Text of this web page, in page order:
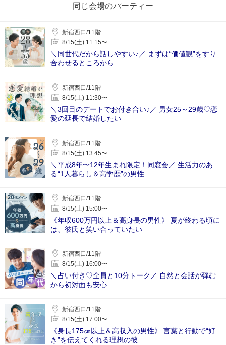
同じ会場のパーティー
新宿西口/11階
8/15(土) 11:15〜
＼同世代だから話しやすい♪／ まずは“価値観”をすり
合わせるところから
新宿西口/11階
8/15(土) 11:30〜
＼3回目のデートでお付き合い♪／ 男女25～29歳♡恋
愛の延長で結婚したい
新宿西口/11階
8/15(土) 13:45〜
＼平成8年〜12年生まれ限定！同窓会／ 生活力のあ
る“1人暮らし＆高学歴”の男性
新宿西口/11階
8/15(土) 15:00〜
《年収600万円以上＆高身長の男性》 夏が終わる頃に
は、彼氏と笑い合っていたい
新宿西口/11階
8/15(土) 16:00〜
＼占い付き♡全員と10分トーク／ 自然と会話が弾む
から初対面も安心
新宿西口/11階
8/15(土) 17:00〜
《身長175㎝以上＆高収入の男性》 言葉と行動で“好
き”を伝えてくれる理想の彼